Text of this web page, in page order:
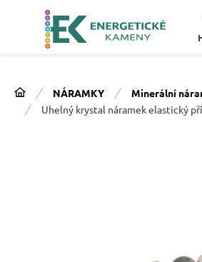
NÁRAMKY
Minerální
Uhelný krystal náramek elastický